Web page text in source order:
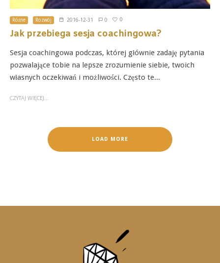
Różne Rozwój 2016-12-31 0 0
Jak przebiega sesja coachingowa?
Sesja coachingowa podczas, której głównie zadaję pytania
pozwalające tobie na lepsze zrozumienie siebie, twoich
własnych oczekiwań i możliwości. Często te...
CZYTAJ WIĘCEJ...
LOAD MORE